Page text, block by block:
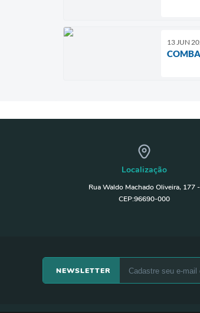
13 JUN
Localização
Rua Waldo Machado Oliveira, 177 -
CEP:96690-000
NEWSLETTER